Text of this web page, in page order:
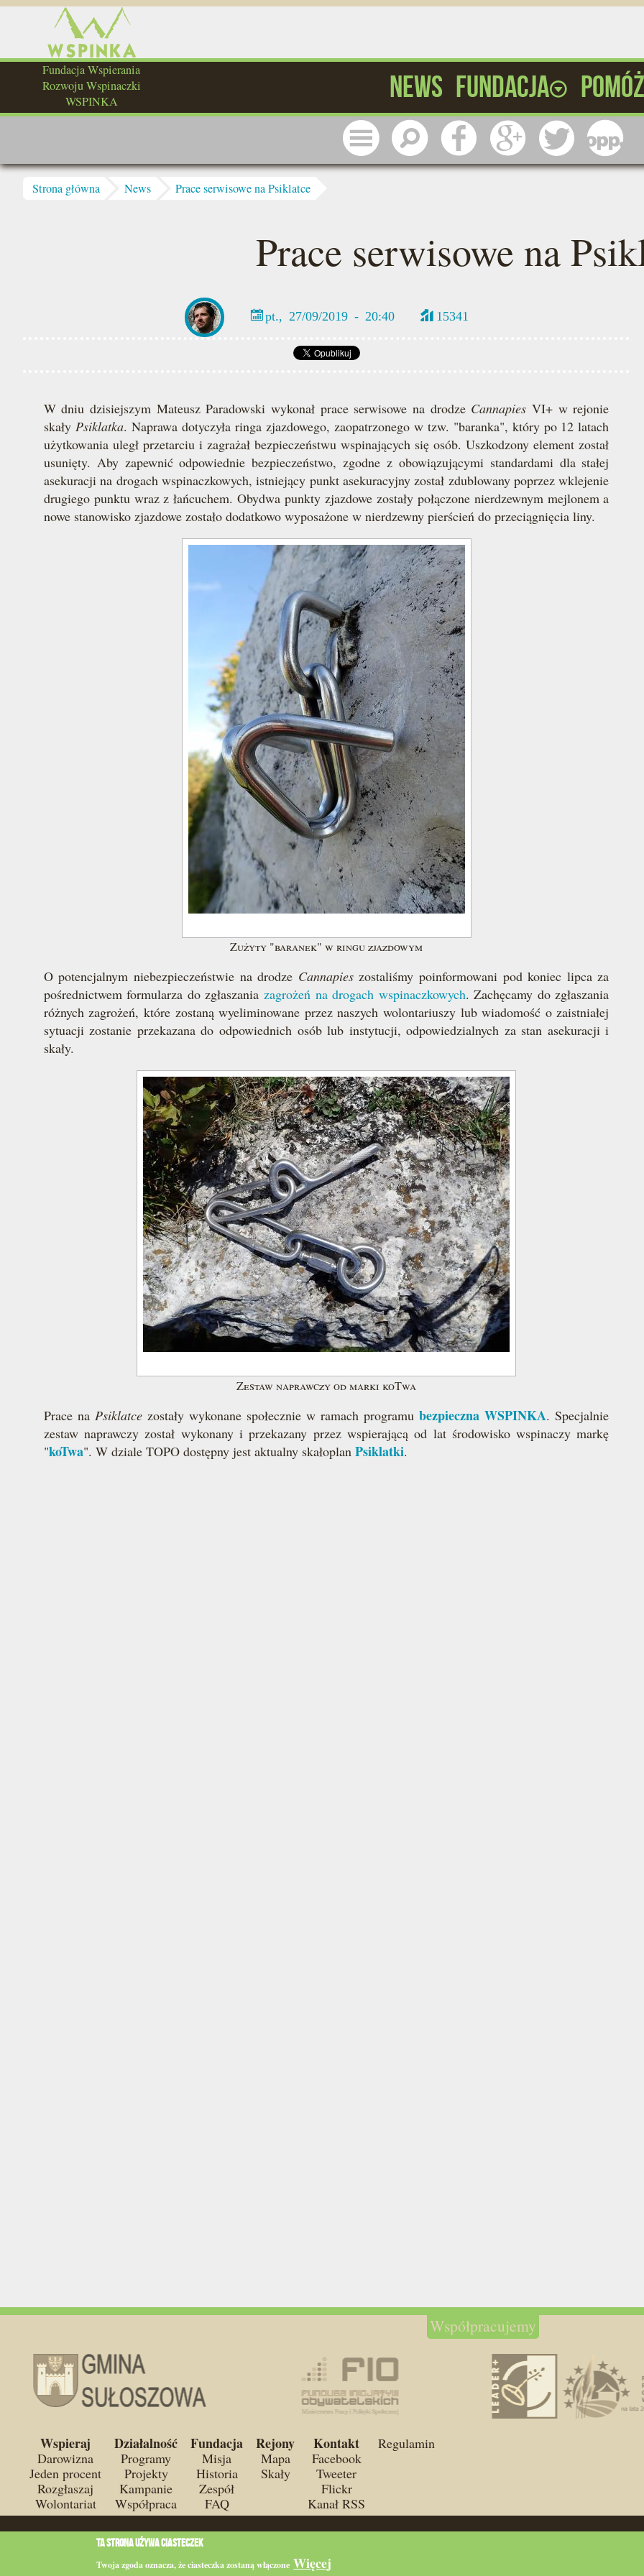
Ta strona używa ciasteczek
Twoja zgoda oznacza, że ciasteczka zostaną włączone Więcej
Przejdź do treści
Fundacja Wspierania
Rozwoju Wspinaczki
WSPINKA
News Fundacja Pomóż
Menu Szukaj Facebook Google Twitter
Jesteś tutaj
Strona główna News Prace serwisowe na Psiklatce
Prace serwisowe na
pt., 27/09/2019 - 20:40 15341
W dniu dzisiejszym Mateusz Paradowski wykonał prace serwisowe na drodze Cannapies VI+ w rejonie
skały Psiklatka. Naprawa dotyczyła ringa zjazdowego, zaopatrzonego w tzw. "baranka", który po 12 latach
użytkowania uległ przetarciu i zagrażał bezpieczeństwu wspinających się osób. Uszkodzony element został
usunięty. Aby zapewnić odpowiednie bezpieczeństwo, zgodne z obowiązującymi standardami dla stałej
asekuracji na drogach wspinaczkowych, istniejący punkt asekuracyjny został zdublowany poprzez wklejenie
drugiego punktu wraz z łańcuchem. Obydwa punkty zjazdowe zostały połączone nierdzewnym mejlonem a
nowe stanowisko zjazdowe zostało dodatkowo wyposażone w nierdzewny pierścień do przeciągnięcia liny.
Zużyty "baranek" w ringu zjazdowym
O potencjalnym niebezpieczeństwie na drodze Cannapieszostaliśmy poinformowani pod koniec lipca za
pośrednictwem formularza do zgłaszaniazagrożeń na drogach wspinaczkowych. Zachęcamy do zgłaszania
różnych zagrożeń, które zostaną wyeliminowane przez naszych wolontariuszy lub wiadomość o zaistniałej
sytuacji zostanie przekazana do odpowiednich osób lub instytucji, odpowiedzialnych za stan asekuracji i
skały.
Zestaw naprawczy od marki koTwa
Prace na Psiklatce zostały wykonane społecznie w ramach programubezpieczna WSPINKA. Specjalnie
zestaw naprawczy został wykonany i przekazany przez wspierającą od lat środowisko wspinaczy markę
"koTwa". W dziale TOPO dostępny jest aktualny skałoplan Psiklatki.
Współpracujemy
Wspieraj
Darowizna
Jeden procent
Rozgłaszaj
Wolontariat
Działalność
Programy
Projekty
Kampanie
Współpraca
Fundacja
Misja
Historia
Zespół
FAQ
Rejony
Mapa
Skały
Kontakt
Facebook
Tweeter
Flickr
Kanał RSS
Regulamin
O ile nie jest to stwierdzone inaczej, wszystkie materiały na stronie są dostępne na licencjiCC-
Wszystkie znaki towarowe stanowią własność odpowiednich firm.
Fundacja